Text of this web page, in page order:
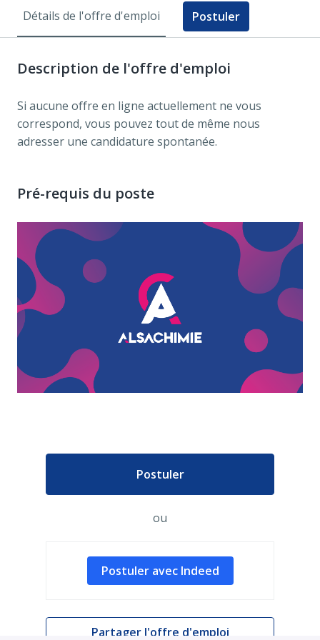
Détails de l'offre d'emploi Postuler
Description de l'offre d'emploi
Si aucune offre en ligne actuellement ne vous
correspond, vous pouvez tout de même nous
adresser une candidature spontanée.
Pré-requis du poste
Postuler
ou
Postuler avec Indeed
Partager l'offre d'emploi